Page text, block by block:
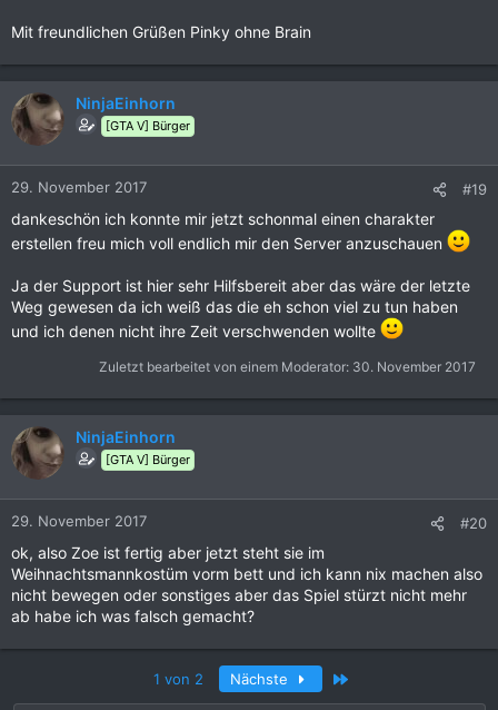
Mit freundlichen Grüßen Pinky ohne Brain
NinjaEinhorn
[GTA V] Bürger
29. November 2017 #19
dankeschön ich konnte mir jetzt schonmal einen charakter
erstellen freu mich voll endlich mir den Server anzuschauen
Ja der Support ist hier sehr Hilfsbereit aber das wäre der letzte
Weg gewesen da ich weiß das die eh schon viel zu tun haben
und ich denen nicht ihre Zeit verschwenden wollte
Zuletzt bearbeitet von einem Moderator: 30. November 2017
NinjaEinhorn
[GTA V] Bürger
29. November 2017 #20
ok, also Zoe ist fertig aber jetzt steht sie im
Weihnachtsmannkostüm vorm bett und ich kann nix machen also
nicht bewegen oder sonstiges aber das Spiel stürzt nicht mehr
ab habe ich was falsch gemacht?
1 von 2 Nächste